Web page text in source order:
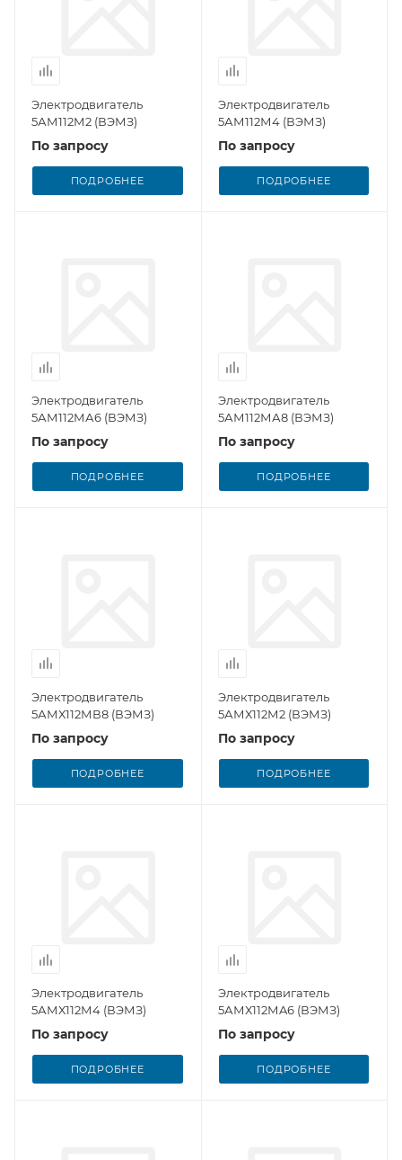
Электродвигатель
5АМ112М2 (ВЭМЗ)
По запросу
ПОДРОБНЕЕ
Электродвигатель
5АМ112М4 (ВЭМЗ)
По запросу
ПОДРОБНЕЕ
Электродвигатель
5АМ112МА6 (ВЭМЗ)
По запросу
ПОДРОБНЕЕ
Электродвигатель
5АМ112МА8 (ВЭМЗ)
По запросу
ПОДРОБНЕЕ
Электродвигатель
5АМХ112МВ8 (ВЭМЗ)
По запросу
ПОДРОБНЕЕ
Электродвигатель
5АМХ112М2 (ВЭМЗ)
По запросу
ПОДРОБНЕЕ
Электродвигатель
5АМХ112М4 (ВЭМЗ)
По запросу
ПОДРОБНЕЕ
Электродвигатель
5АМХ112МA6 (ВЭМЗ)
По запросу
ПОДРОБНЕЕ